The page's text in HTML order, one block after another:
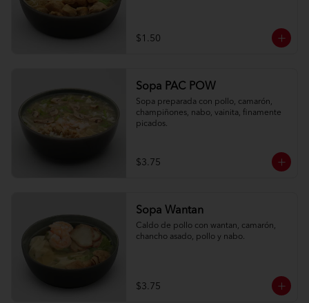
$1.50
Sopa PAC POW
Sopa preparada con pollo, camarón,
champiñones, nabo, vainita, finamente
picados.
$3.75
Sopa Wantan
Caldo de pollo con wantan, camarón,
chancho asado, pollo y nabo.
$3.75